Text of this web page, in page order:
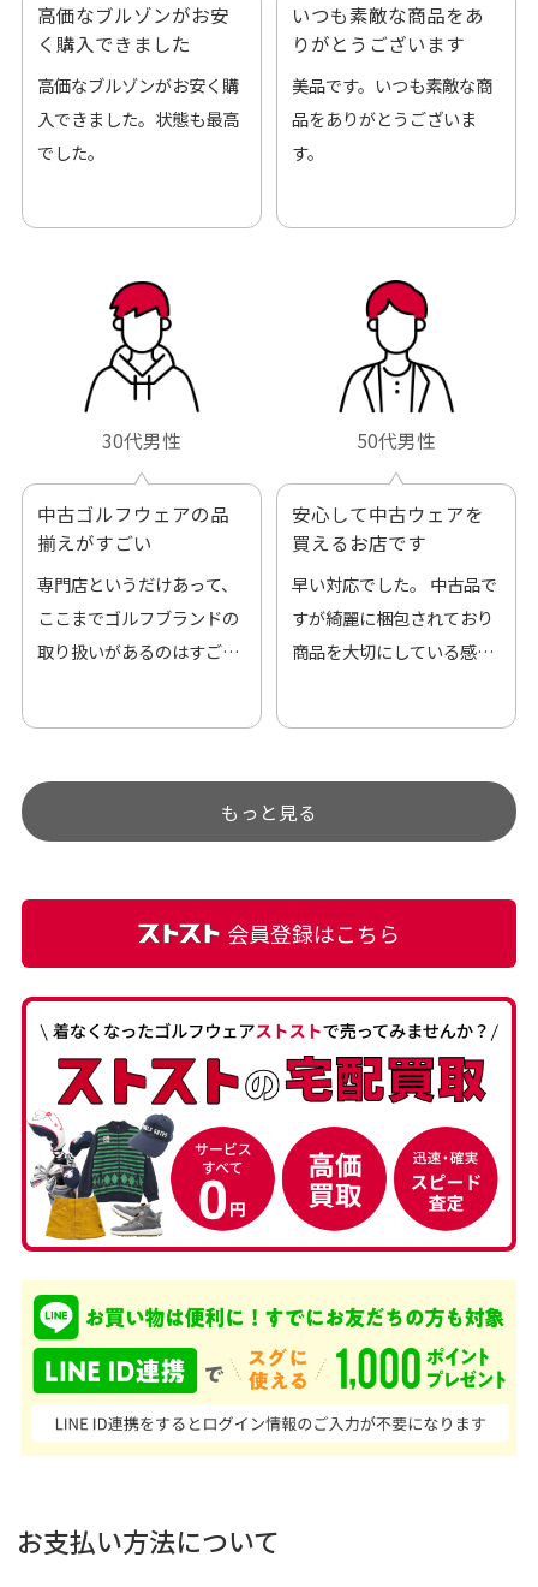
高価なブルゾンがお安
く購入できました
高価なブルゾンがお安く購
入できました。状態も最高
でした。
いつも素敵な商品をあ
りがとうございます
美品です。いつも素敵な商
品をありがとうございま
す。
30代男性
中古ゴルフウェアの品
揃えがすごい
専門店というだけあって、
ここまでゴルフブランドの
取り扱いがあるのはすご
す。
50代男性
安心して中古ウェアを
買えるお店です
早い対応でした。 中古品で
すが綺麗に梱包されており
商品を大切にしている感が
うぐらい目立つことなく綺
麗な商品でお安く購入でき
もっと見る
会員登録はこちら
お支払い方法について